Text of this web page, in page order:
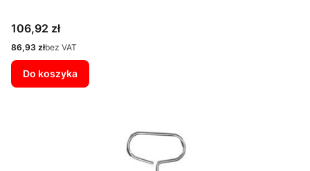
Cena
106,92 zł
Cena
86,93 złbez VAT
Do koszyka